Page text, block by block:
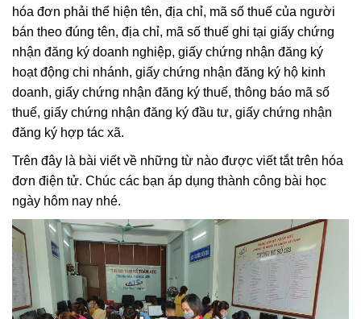
hóa đơn phải thể hiện tên, địa chỉ, mã số thuế của người
bán theo đúng tên, địa chỉ, mã số thuế ghi tại giấy chứng
nhận đăng ký doanh nghiệp, giấy chứng nhận đăng ký
hoạt động chi nhánh, giấy chứng nhận đăng ký hộ kinh
doanh, giấy chứng nhận đăng ký thuế, thông báo mã số
thuế, giấy chứng nhận đăng ký đầu tư, giấy chứng nhận
đăng ký hợp tác xã.
Trên đây là bài viết về những từ nào được viết tắt trên hóa
đơn điện tử. Chúc các bạn áp dụng thành công bài học
ngày hôm nay nhé.